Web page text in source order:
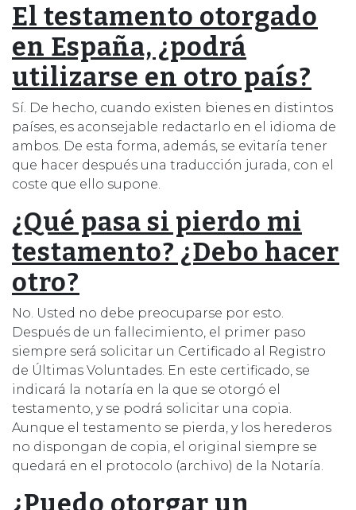
El testamento otorgado
en España, ¿podrá
utilizarse en otro país?
Sí. De hecho, cuando existen bienes en distintos
países, es aconsejable redactarlo en el idioma de
ambos. De esta forma, además, se evitaría tener
que hacer después una traducción jurada, con el
coste que ello supone.
¿Qué pasa si pierdo mi
testamento? ¿Debo hacer
otro?
No. Usted no debe preocuparse por esto.
Después de un fallecimiento, el primer paso
siempre será solicitar un Certificado al Registro
de Últimas Voluntades. En este certificado, se
indicará la notaría en la que se otorgó el
testamento, y se podrá solicitar una copia.
Aunque el testamento se pierda, y los herederos
no dispongan de copia, el original siempre se
quedará en el protocolo (archivo) de la Notaría.
¿Puedo otorgar un